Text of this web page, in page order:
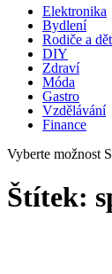
Elektronika
Bydlení
Rodiče a
DIY
Zdraví
Móda
Gastro
Vzdělávání
Finance
Vyberte možnost
Štítek: